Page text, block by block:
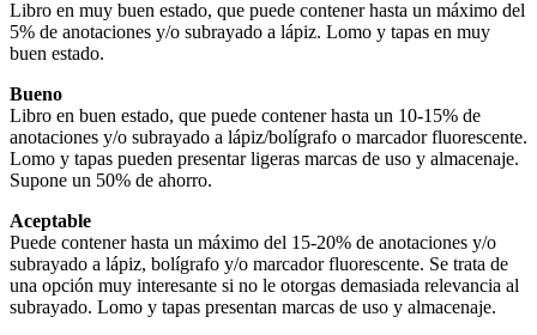
Libro en muy buen estado, que puede contener hasta un máximo del
5% de anotaciones y/o subrayado a lápiz. Lomo y tapas en muy
buen estado.
Bueno
Libro en buen estado, que puede contener hasta un 10-15% de
anotaciones y/o subrayado a lápiz/bolígrafo o marcador fluorescente.
Lomo y tapas pueden presentar ligeras marcas de uso y almacenaje.
Supone un 50% de ahorro.
Aceptable
Puede contener hasta un máximo del 15-20% de anotaciones y/o
subrayado a lápiz, bolígrafo y/o marcador fluorescente. Se trata de
una opción muy interesante si no le otorgas demasiada relevancia al
subrayado. Lomo y tapas presentan marcas de uso y almacenaje.